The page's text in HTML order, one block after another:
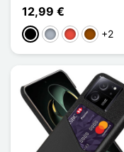
12,99 €
NegroGris RojoMarrón
+2